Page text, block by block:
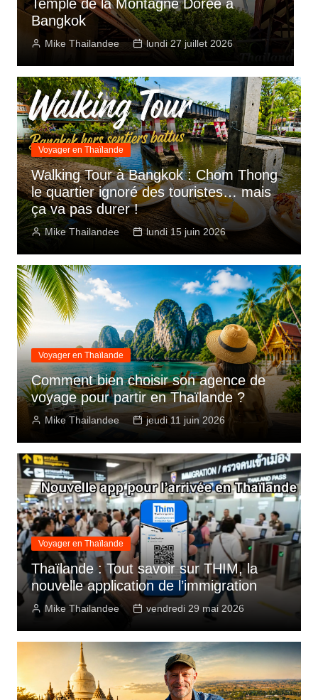
Koh Samui désignée meilleure île
d’Asie-Pacifique 2026
Mike Thailandee dimanche 12 juillet 2026
Voyager en Thaïlande
Walking Tour à Bangkok : Chom Thong
le quartier ignoré des touristes… mais
ça va pas durer !
Mike Thailandee lundi 15 juin 2026
Voyager en Thaïlande
Comment bien choisir son agence de
voyage pour partir en Thaïlande ?
Mike Thailandee jeudi 11 juin 2026
Voyager en Thaïlande
Thaïlande : Tout savoir sur THIM, la
nouvelle application de l’immigration
Mike Thailandee vendredi 29 mai 2026